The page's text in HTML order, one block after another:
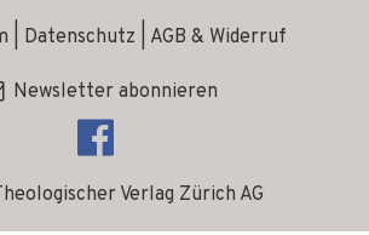
Verlag Zürich AG
Datenschutz AGB & Widerruf
Newsletter abonnieren